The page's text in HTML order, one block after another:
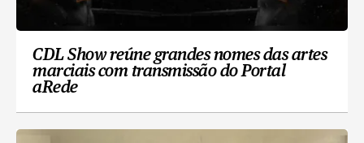
CDL Show reúne grandes nomes das artes
marciais com transmissão do Portal
aRede